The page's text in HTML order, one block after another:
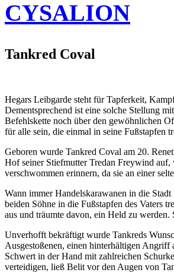
CYSALION
Tankred Coval
Hegars Leibgarde steht für Tapferkeit,
Dementsprechend ist eine solche Stellung
Befehlskette noch über den gewöhnlichen
für alle sein, die einmal in seine Fußstapfen
Geboren wurde Tankred Coval am 20.
Hof seiner Stiefmutter Tredan Freywind
verschwommen erinnern, da sie an einer
Wann immer Handelskarawanen in die
beiden Söhne in die Fußstapfen des Vaters
aus und träumte davon, ein Held zu
Unverhofft bekräftigt wurde Tankreds
Ausgestoßenen, einen hinterhältigen Angriff
Schwert in der Hand mit zahlreichen
verteidigen, ließ Belit vor den Augen von